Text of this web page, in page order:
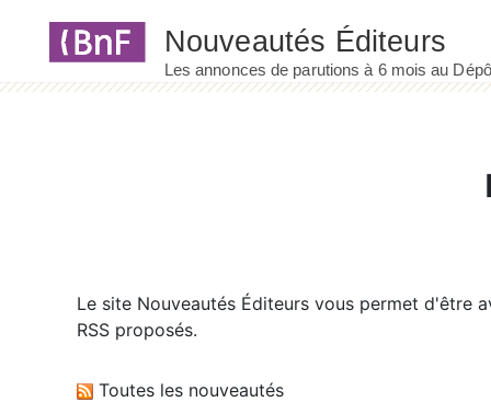
Le site Nouveautés Éditeurs vous permet d'être
RSS proposés.
Toutes les nouveautés